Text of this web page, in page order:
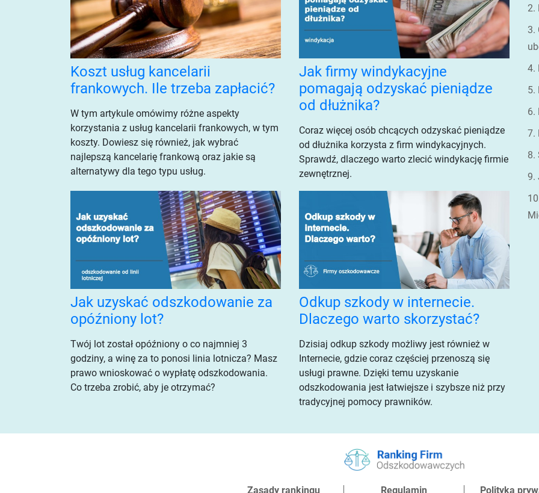
Koszt usług kancelarii
frankowych. Ile trzeba zapłacić?
W tym artykule omówimy różne aspekty
korzystania z usług kancelarii frankowych, w tym
koszty. Dowiesz się również, jak wybrać
najlepszą kancelarię frankową oraz jakie są
alternatywy dla tego typu usług.
Jak firmy windykacyjne
pomagają odzyskać pieniądze
od dłużnika?
Coraz więcej osób chcących odzyskać pieniądze
od dłużnika korzysta z firm windykacyjnych.
Sprawdź, dlaczego warto zlecić windykację firmie
zewnętrznej.
Jak uzyskać odszkodowanie za
opóźniony lot?
Twój lot został opóźniony o co najmniej 3
godziny, a winę za to ponosi linia lotnicza? Masz
prawo wnioskować o wypłatę odszkodowania.
Co trzeba zrobić, aby je otrzymać?
Odkup szkody w internecie.
Dlaczego warto skorzystać?
Dzisiaj odkup szkody możliwy jest również w
Internecie, gdzie coraz częściej przenoszą się
usługi prawne. Dzięki temu uzyskanie
odszkodowania jest łatwiejsze i szybsze niż przy
tradycyjnej pomocy prawników.
2.
3.
4.
5.
6.
7.
8.
9.
Zasady rankingu Regulamin Polityka